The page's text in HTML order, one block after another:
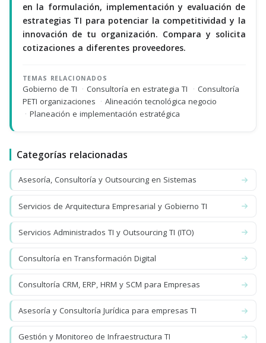
en la formulación, implementación y evaluación de
estrategias TI para potenciar la competitividad y la
innovación de tu organización. Compara y solicita
cotizaciones a diferentes proveedores.
TEMAS RELACIONADOS
Gobierno de TI · Consultoría en estrategia TI · Consultoría
PETI organizaciones · Alineación tecnológica negocio
· Planeación e implementación estratégica
Categorías relacionadas
Asesoría, Consultoría y Outsourcing en Sistemas
Servicios de Arquitectura Empresarial y Gobierno TI
Servicios Administrados TI y Outsourcing TI (ITO)
Consultoría en Transformación Digital
Consultoría CRM, ERP, HRM y SCM para Empresas
Asesoría y Consultoría Jurídica para empresas TI
Gestión y Monitoreo de Infraestructura TI